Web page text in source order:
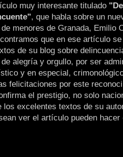
muy interesante titulado
, que habla sobre un
menores de Granada, Emilio
que en ese artículo
de su blog sobre
alegría y orgullo, por ser
y en especial,
felicitaciones por este
el prestigio, no solo
los excelentes textos de su
ver el artículo pueden